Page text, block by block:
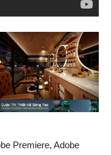
Premiere, Adobe